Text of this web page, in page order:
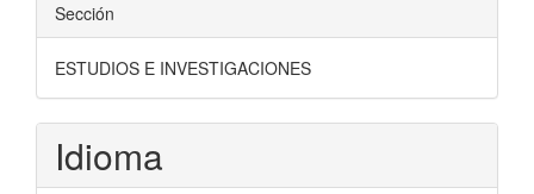
Sección
ESTUDIOS E INVESTIGACIONES
Idioma